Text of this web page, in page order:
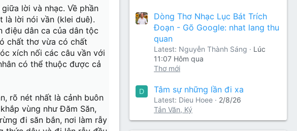
lời và nhạc. Về phần
là lời nói vần (klei duê).
điệu dân ca của dân tộc
chất thơ vừa có chất
xích nối các câu vần với
có thể thuộc được cả
rõ nét nhất là cảnh buôn
vùng như Đăm Săn,
đi săn bắn, nơi làm rẫy
Dòng Thơ Nhạc Lục Bát Trích
Đoạn - Gõ Google: nhat lang thu
quan
Latest: Nguyễn Thành Sáng
Lúc
11:07 Hôm qua
Thơ mới
D Tâm sự những lần đi xa
Latest: Dieu Hoee
2/8/26
Tản Văn, Ký